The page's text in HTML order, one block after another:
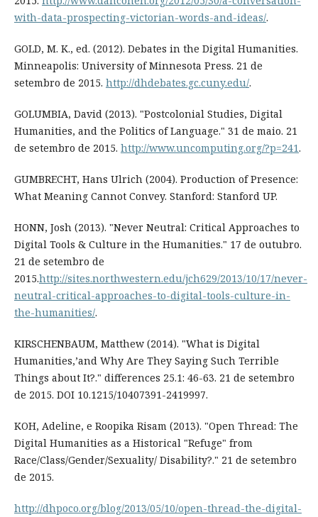
with-data-prospecting-victorian-words-and-ideas/.
GOLD, M. K., ed. (2012). Debates in the Digital Humanities.
Minneapolis: University of Minnesota Press. 21 de
setembro de 2015. http://dhdebates.gc.cuny.edu/.
GOLUMBIA, David (2013). "Postcolonial Studies, Digital
Humanities, and the Politics of Language." 31 de maio. 21
de setembro de 2015. http://www.uncomputing.org/?p=241.
GUMBRECHT, Hans Ulrich (2004). Production of Presence:
What Meaning Cannot Convey. Stanford: Stanford UP.
HONN, Josh (2013). "Never Neutral: Critical Approaches to
Digital Tools & Culture in the Humanities." 17 de outubro.
21 de setembro de
2015.http://sites.northwestern.edu/jch629/2013/10/17/never-
neutral-critical-approaches-to-digital-tools-culture-in-
the-humanities/.
KIRSCHENBAUM, Matthew (2014). "What is Digital
Humanities,’and Why Are They Saying Such Terrible
Things about It?." differences 25.1: 46-63. 21 de setembro
de 2015. DOI 10.1215/10407391-2419997.
KOH, Adeline, e Roopika Risam (2013). "Open Thread: The
Digital Humanities as a Historical "Refuge" from
Race/Class/Gender/Sexuality/ Disability?." 21 de setembro
de 2015.
http://dhpoco.org/blog/2013/05/10/open-thread-the-digital-